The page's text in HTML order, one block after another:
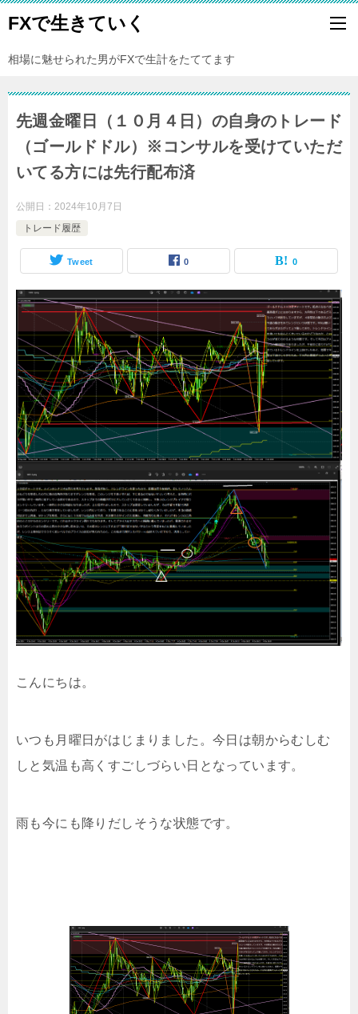
FXで生きていく
相場に魅せられた男がFXで生計をたててます
先週金曜日（１０月４日）の自身のトレード
（ゴールドドル）※コンサルを受けていただ
いてる方には先行配布済
公開日： 2024年10月7日
トレード履歴
Tweet 0 0
こんにちは。
いつも月曜日がはじまりました。今日は朝からむしむ
しと気温も高くすごしづらい日となっています。
雨も今にも降りだしそうな状態です。